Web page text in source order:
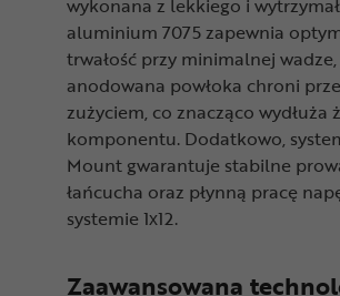
wykonana z lekkiego i
aluminium 7075 zapewnia
trwałość przy minimalnej wadze,
anodowana powłoka chroni
zużyciem, co znacząco wydłuża
komponentu. Dodatkowo,
Mount gwarantuje stabilne
łańcucha oraz płynną pracę
systemie 1x12.
Zaawansowana